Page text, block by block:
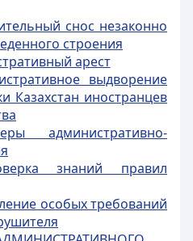
снос незаконно
строения
арест
выдворение
Казахстан иностранцев
административно-
знаний правил
особых требований